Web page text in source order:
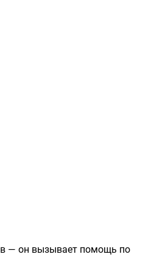
— он вызывает помощь по